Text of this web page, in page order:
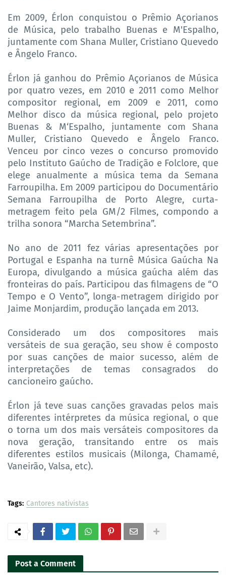
Em 2009, Érlon conquistou o Prêmio Açorianos
de Música, pelo trabalho Buenas e M'Espalho,
juntamente com Shana Muller, Cristiano Quevedo
e Ângelo Franco.
Érlon já ganhou do Prêmio Açorianos de Música
por quatro vezes, em 2010 e 2011 como Melhor
compositor regional, em 2009 e 2011, como
Melhor disco da música regional, pelo projeto
Buenas & M‘Espalho, juntamente com Shana
Muller, Cristiano Quevedo e Ângelo Franco.
Venceu por cinco vezes o concurso promovido
pelo Instituto Gaúcho de Tradição e Folclore, que
elege anualmente a música tema da Semana
Farroupilha. Em 2009 participou do Documentário
Semana Farroupilha de Porto Alegre, curta-
metragem feito pela GM/2 Filmes, compondo a
trilha sonora “Marcha Setembrina”.
No ano de 2011 fez várias apresentações por
Portugal e Espanha na turnê Música Gaúcha Na
Europa, divulgando a música gaúcha além das
fronteiras do país. Participou das filmagens de “O
Tempo e O Vento”, longa-metragem dirigido por
Jaime Monjardim, produção lançada em 2013.
Considerado um dos compositores mais
versáteis de sua geração, seu show é composto
por suas canções de maior sucesso, além de
interpretações de temas consagrados do
cancioneiro gaúcho.
Érlon já teve suas canções gravadas pelos mais
diferentes intérpretes da música regional, o que
o torna um dos mais versáteis compositores da
nova geração, transitando entre os mais
diferentes estilos musicais (Milonga, Chamamé,
Vaneirão, Valsa, etc).
Tags: Cantores nativistas
Post a Comment